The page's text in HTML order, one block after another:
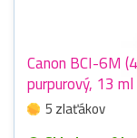
Canon BCI-6M
purpurový, 13 ml
5 zlaťákov